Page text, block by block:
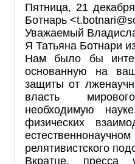
Пятница, 21
Ботнарь
Уважаемый
Я Татьяна Ботнари
Нам было бы
основанную на
защиты от
власть
необходимую
физических
релятивистского
Вкратце, пресса